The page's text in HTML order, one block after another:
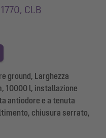
Cl.B
ground, Larghezza
10000 l, installazione
antiodore e a tenuta
chiusura serrato,